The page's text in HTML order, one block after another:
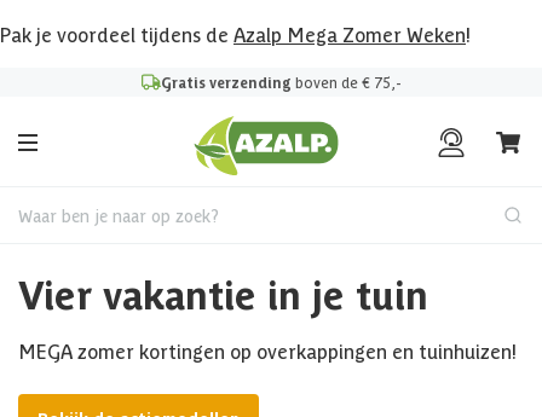
Pak je voordeel tijdens de Azalp Mega Zomer Weken!
Gratis verzending boven de € 75,-
Waar ben je naar op zoek?
Vier vakantie in je tuin
MEGA zomer kortingen op overkappingen en tuinhuizen!